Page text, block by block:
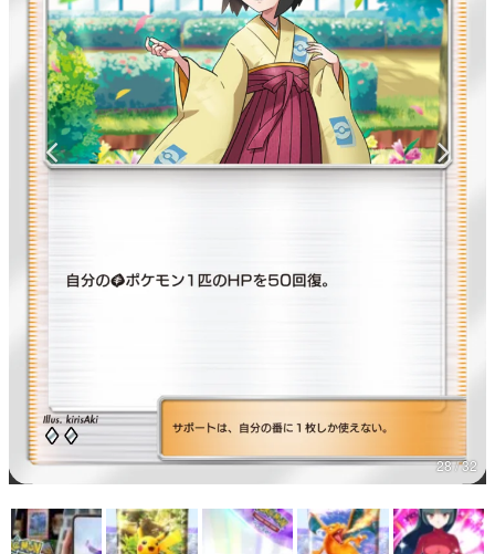
その他
電ファミニコゲーマーとは？
運営：株式会社マレ
28 / 32